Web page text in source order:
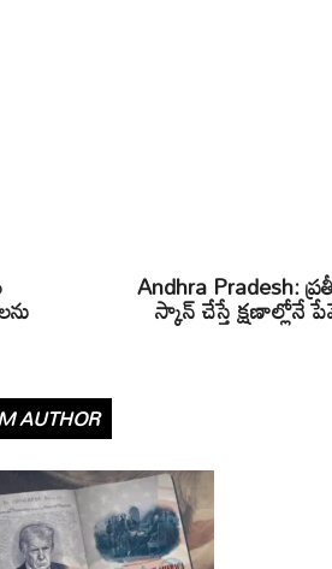
Andhra Pradesh:
స్కాన్ చేస్తే క్షణాల్లోనే
AUTHOR